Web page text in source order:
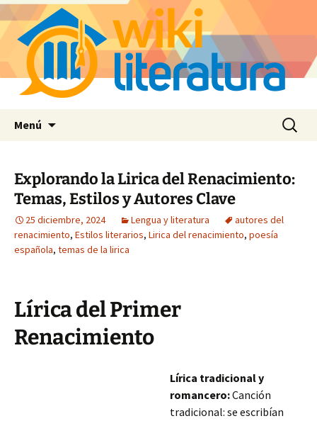
Menú Buscar:
Explorando la Lirica del Renacimiento:
Temas, Estilos y Autores Clave
25 diciembre, 2024 Lengua y literatura
autores del
renacimiento, Estilos literarios, Lirica del renacimiento, poesía
española, temas de la lirica
Lírica del Primer
Renacimiento
Lírica tradicional y
romancero:Canción
tradicional: se escribían